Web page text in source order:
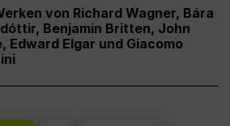
von Richard Wagner, Bára
Benjamin Britten, John
Edward Elgar und Giacomo